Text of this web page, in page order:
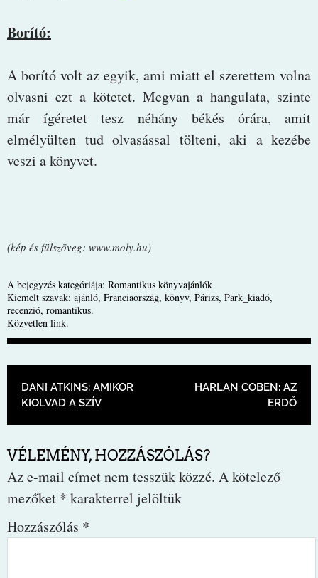
Borító:
A borító volt az egyik, ami miatt el szerettem volna
olvasni ezt a kötetet. Megvan a hangulata, szinte
már ígéretet tesz néhány békés órára, amit
elmélyülten tud olvasással tölteni, aki a kezébe
veszi a könyvet.
(kép és fülszöveg: www.moly.hu)
A bejegyzés kategóriája: Romantikus könyvajánlók
Kiemelt szavak: ajánló, Franciaország, könyv, Párizs, Park_kiadó,
recenzió, romantikus.
Közvetlen link.
BEJEGYZÉS NAVIGÁCIÓ
DANI ATKINS: AMIKOR
KIOLVAD A SZÍV
HARLAN COBEN: AZ
ERDŐ
VÉLEMÉNY, HOZZÁSZÓLÁS?
Az e-mail címet nem tesszük közzé. A kötelező
mezőket * karakterrel jelöltük
Hozzászólás *